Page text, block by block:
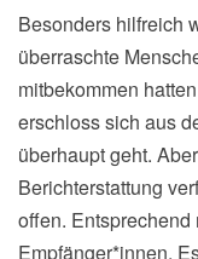
Besonders hilfreich
überraschte
mitbekommen
erschloss sich aus
überhaupt geht.
Berichterstattung
offen.
Empfänger*innen.